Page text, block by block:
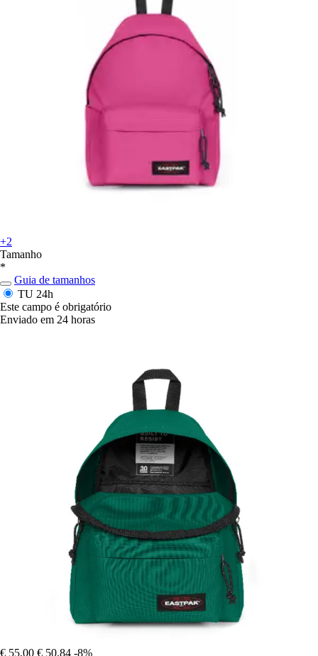
+2
Tamanho
*
Guia de tamanhos
TU 24h
Este campo é obrigatório
Enviado em 24 horas
€ 55,00 € 50,84 -8%